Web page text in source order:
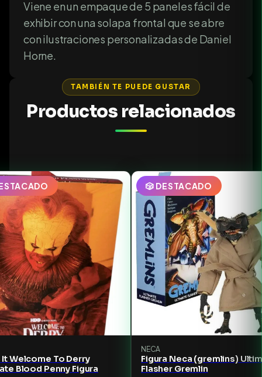
Viene en un empaque de 5 paneles fácil de
exhibir con una solapa frontal que se abre
con ilustraciones personalizadas de Daniel
Horne.
TAMBIÉN TE PUEDE GUSTAR
Productos relacionados
It Welcome To Derry
Blood Penny Figura
🎲 DESTACADO
NECA
Figura Neca (gremlins)
Flasher Gremlin